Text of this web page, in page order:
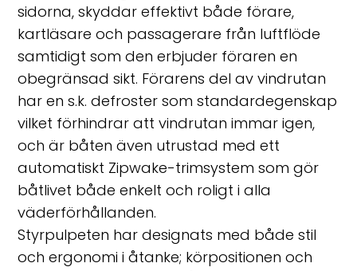
sidorna, skyddar effektivt både förare,
kartläsare och passagerare från luftflöde
samtidigt som den erbjuder föraren en
obegränsad sikt. Förarens del av vindrutan
har en s.k. defroster som standardegenskap
vilket förhindrar att vindrutan immar igen,
och är båten även utrustad med ett
automatiskt Zipwake-trimsystem som gör
båtlivet både enkelt och roligt i alla
väderförhållanden.
Styrpulpeten har designats med både stil
och ergonomi i åtanke; körpositionen och